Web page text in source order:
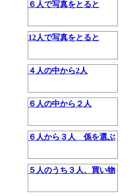
６人で写真をとると
12人で写真をとると
４人の中から2人
６人の中から２人
６人から３人 係を選ぶ
５人のうち３人、買い物